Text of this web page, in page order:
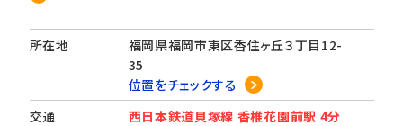
所在地
福岡県福岡市東区香住ヶ丘３丁目12-
35
位置をチェックする
交通
西日本鉄道貝塚線 香椎花園前駅 4分